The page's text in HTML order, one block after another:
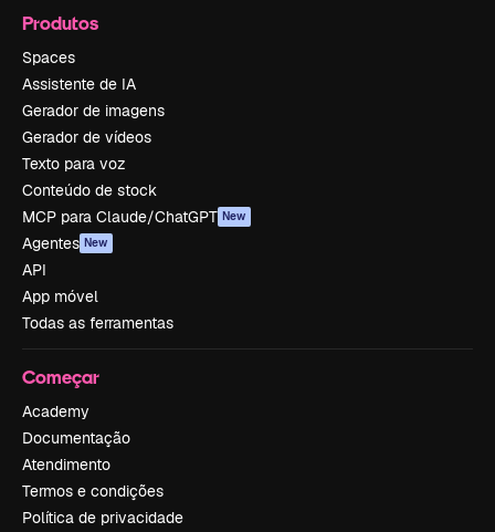
Produtos
Spaces
Assistente de IA
Gerador de imagens
Gerador de vídeos
Texto para voz
Conteúdo de stock
MCP para Claude/ChatGPT New
Agentes New
API
App móvel
Todas as ferramentas
Começar
Academy
Documentação
Atendimento
Termos e condições
Política de privacidade